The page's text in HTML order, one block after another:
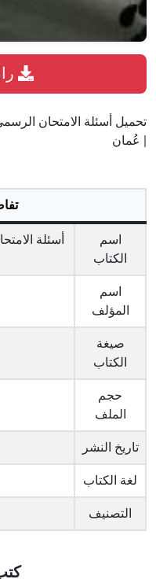
| عُمان
اسم
الكتاب
أسئلة
اسم
المؤلف
صيغة
الكتاب
حجم
الملف
تاريخ النشر
لغة الكتاب
التصنيف